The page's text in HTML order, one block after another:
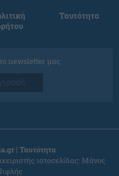
Ταυτότητα
newsletter μας
| Ταυτότητα
ιστοσελίδας: Μάνος